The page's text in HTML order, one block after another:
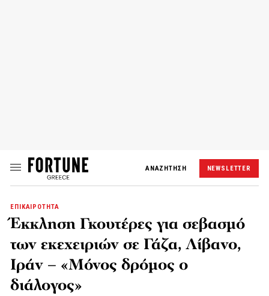
ΑΝΑΖΗΤΗΣΗ NEWSLETTER
ΕΠΙΚΑΙΡΟΤΗΤΑ
Έκκληση Γκουτέρες για σεβασμό
των εκεχειριών σε Γάζα, Λίβανο,
Ιράν – «Μόνος δρόμος ο
διάλογος»